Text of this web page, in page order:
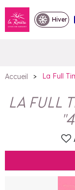
Hiver
La Full
: SEA &
Accueil > La Full
LA FULL